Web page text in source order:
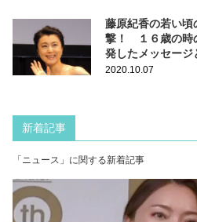
藤原紀香の若い頃
撃！ １６歳の時
発したメッセージ
2020.10.07
新着記事
「ニュース」に関する新着記事